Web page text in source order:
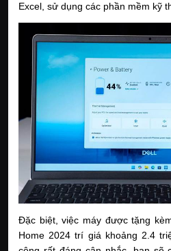
Excel, sử dụng các phần mềm kỹ
Đặc biệt, việc máy được tặng
Home 2024 trí giá khoảng 2.4